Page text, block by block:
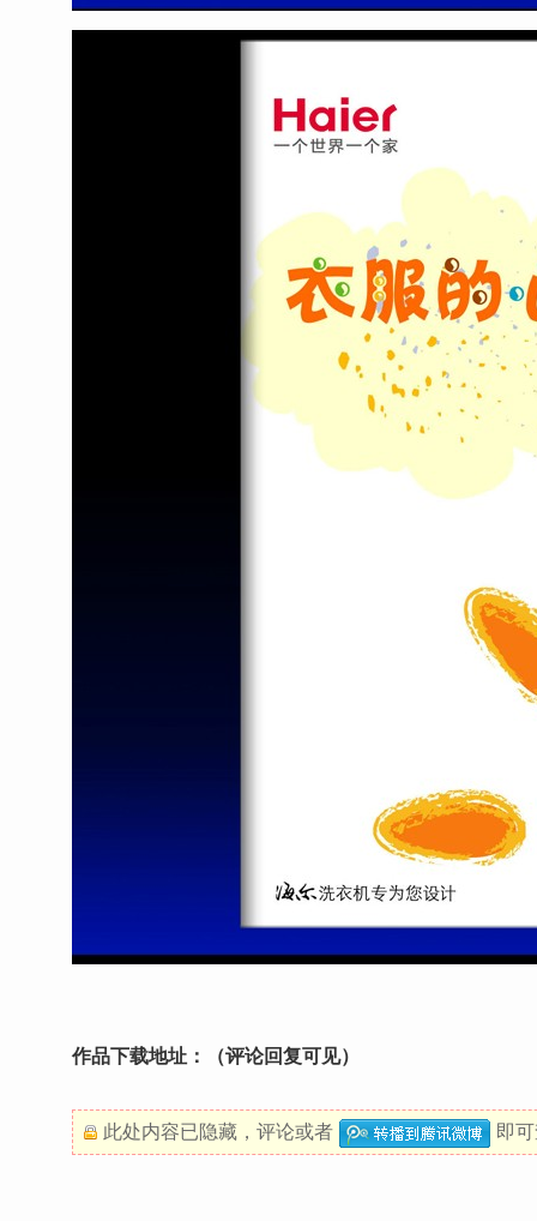
作品下载地址：（评论回复可见）
此处内容已隐藏， 评论或者 即